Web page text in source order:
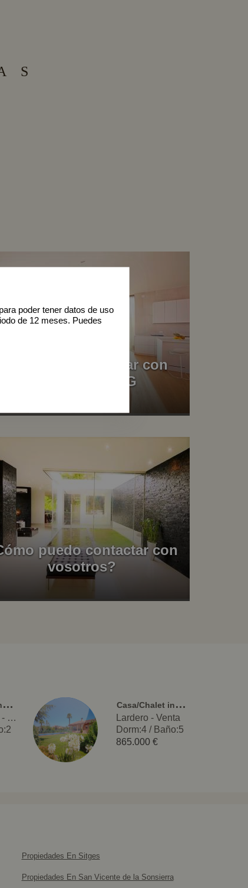
S
Preparamos tu Hogar con
HOME STAGING
puedo contactar con
vosotros?
C
asa/Chalet independiente
Piedramillera - Venta
C
asa/Chalet independiente
Lardero - Venta
Dorm:4/ Baño:5
865.000 €
Propiedades En Sitges
Propiedades En San Vicente de la Sonsierra
poder tener datos de uso
de 12 meses. Puedes